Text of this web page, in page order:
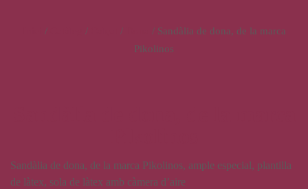
/ / /
/ Sandàlia de dona, de la marca
Pikolinos
Sandàlia de dona, de la marca Pikolinos, ample especial, plantilla
de làtex, sola de làtex amb càmera d’aire